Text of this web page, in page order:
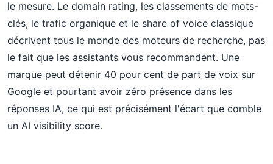
le mesure. Le domain rating, les classements de mots-
clés, le trafic organique et le share of voice classique
décrivent tous le monde des moteurs de recherche, pas
le fait que les assistants vous recommandent. Une
marque peut détenir 40 pour cent de part de voix sur
Google et pourtant avoir zéro présence dans les
réponses IA, ce qui est précisément l'écart que comble
un AI visibility score.